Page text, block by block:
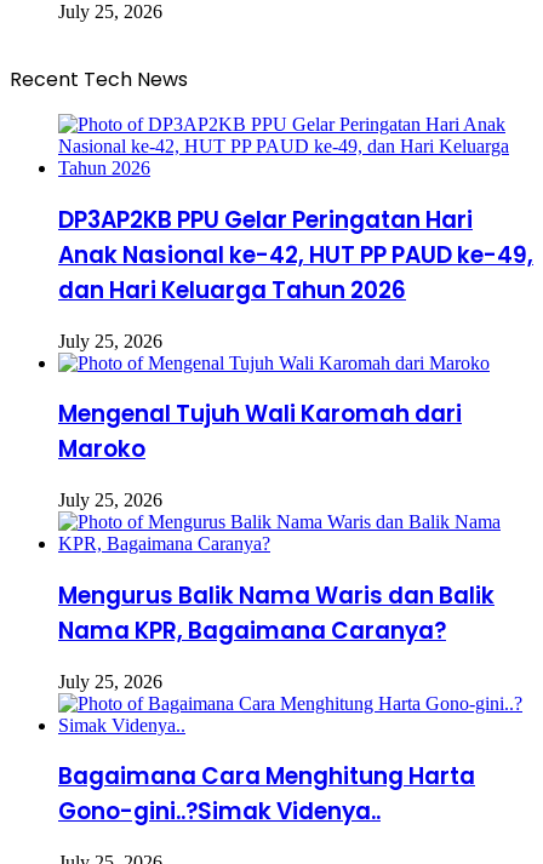
July 25, 2026
Recent Tech News
DP3AP2KB PPU Gelar Peringatan Hari
Anak Nasional ke-42, HUT PP PAUD ke-49,
dan Hari Keluarga Tahun 2026
July 25, 2026
Mengenal Tujuh Wali Karomah dari
Maroko
July 25, 2026
Mengurus Balik Nama Waris dan Balik
Nama KPR, Bagaimana Caranya?
July 25, 2026
Bagaimana Cara Menghitung Harta
Gono-gini..?Simak Videnya..